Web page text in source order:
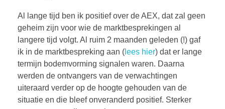
Al lange tijd ben ik positief over de AEX, dat zal geen
geheim zijn voor wie de marktbesprekingen al
langere tijd volgt. Al ruim 2 maanden geleden (!) gaf
ik in de marktbespreking aan ( lees hier) dat er lange
termijn bodemvorming signalen waren. Daarna
werden de ontvangers van de verwachtingen
uiteraard verder op de hoogte gehouden van de
situatie en die bleef onveranderd positief. Sterker